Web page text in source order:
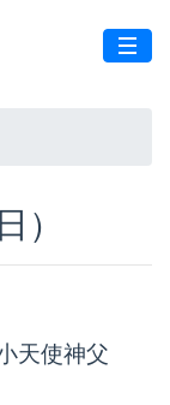
）
天使神父